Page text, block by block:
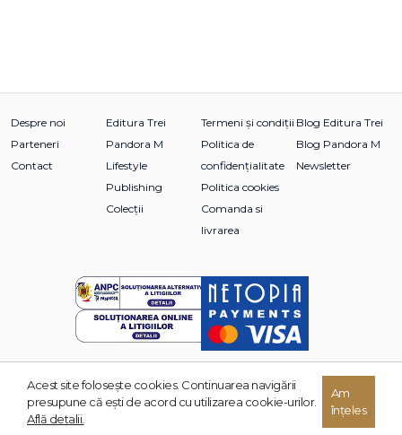
Despre noi
Parteneri
Contact
Editura Trei
Pandora M
Lifestyle
Publishing
Colecții
Termeni și condiții
Politica de
confidențialitate
Politica cookies
Comanda si
livrarea
Blog Editura Trei
Blog Pandora M
Newsletter
© 2026 Grupul Editorial TREI. Toate drepturile rezervate.
Acest site foloseşte cookies. Continuarea navigării
presupune că eşti de acord cu utilizarea cookie-urilor.
Află detalii.
Am
înțeles